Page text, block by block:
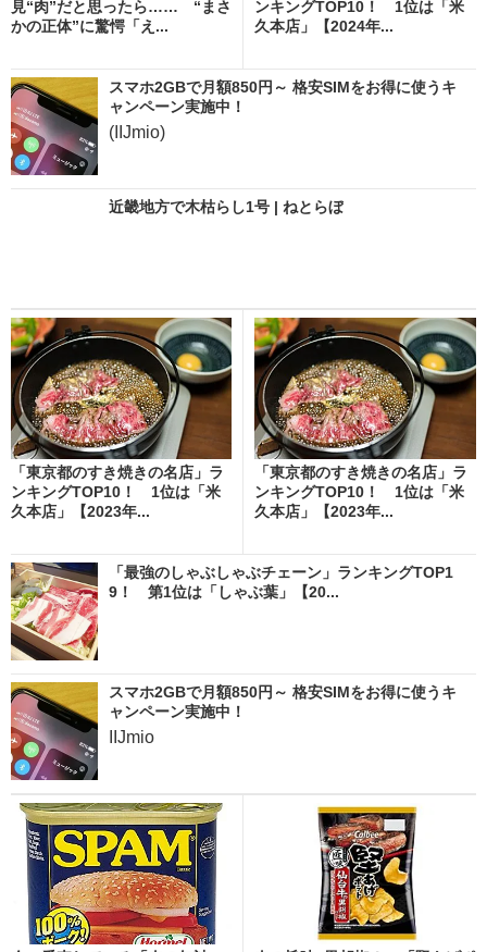
見“肉”だと思ったら…… “まさ
かの正体”に驚愕「え...
ンキングTOP10！ 1位は「米
久本店」【2024年...
スマホ2GBで月額850円～ 格安SIMをお得に使うキ
ャンペーン実施中！
(IIJmio)
近畿地方で木枯らし1号 | ねとらぼ
「東京都のすき焼きの名店」ラ
ンキングTOP10！ 1位は「米
久本店」【2023年...
「東京都のすき焼きの名店」ラ
ンキングTOP10！ 1位は「米
久本店」【2023年...
「最強のしゃぶしゃぶチェーン」ランキングTOP1
9！ 第1位は「しゃぶ葉」【20...
スマホ2GBで月額850円～ 格安SIMをお得に使うキ
ャンペーン実施中！
IIJmio